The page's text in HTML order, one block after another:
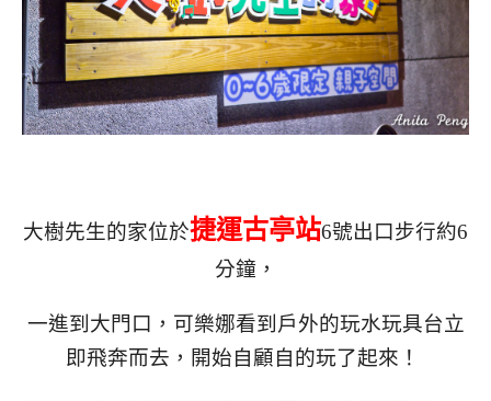
大樹先生的家位於捷運古亭站6號出口步行約6
分鐘，
一進到大門口，可樂娜看到戶外的玩水玩具台立
即飛奔而去，開始自顧自的玩了起來！